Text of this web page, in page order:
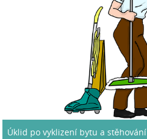
Úklid po vyklizení bytu a stěhování